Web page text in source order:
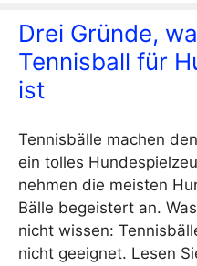
Drei Gründe,
Tennisball für
ist
Tennisbälle machen
ein tolles
nehmen die meisten
Bälle begeistert an.
nicht wissen:
nicht geeignet. Lesen